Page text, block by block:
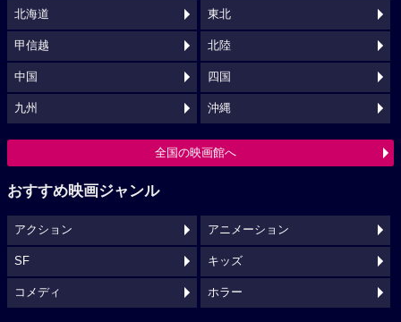
北海道 東北
甲信越 北陸
中国 四国
九州 沖縄
全国の映画館へ
おすすめ映画ジャンル
アクション アニメーション
SF キッズ
コメディ ホラー